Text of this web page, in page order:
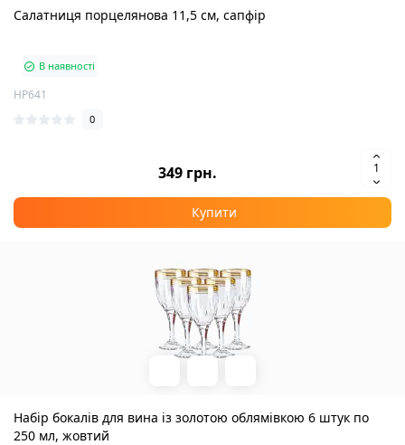
Салатниця порцелянова 11,5 см, сапфір
В наявності
HP641
0
349 грн.
Купити
Набір бокалів для вина із золотою облямівкою 6 штук по
250 мл, жовтий